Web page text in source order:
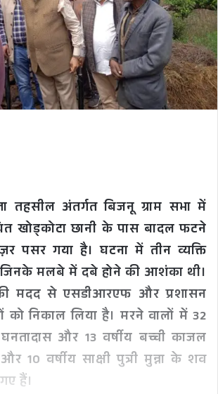
तहसील अंतर्गत बिजनू ग्राम सभा में
खोड्कोटा छानी के पास बादल फटने
पसर गया है। घटना में तीन व्यक्ति
जिनके मलबे में दबे होने की आशंका थी।
मदद से एसडीआरएफ और प्रशासन
निकाल लिया है। मरने वालों में 32
घनतादास और 13 वर्षीय बच्ची काजल
10 वर्षीय साक्षी पुत्री मुन्ना के शव
हैं।